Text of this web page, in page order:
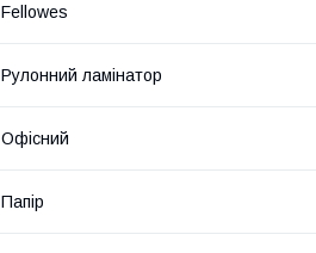
Fellowes
Рулонний ламінатор
Офісний
Папір